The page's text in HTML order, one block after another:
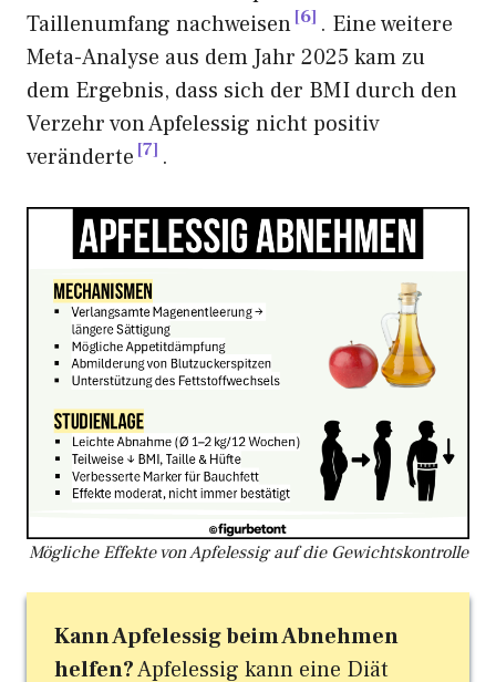
Taillenumfang nachweisen 6 . Eine weitere
Meta-Analyse aus dem Jahr 2025 kam zu
dem Ergebnis, dass sich der BMI durch den
Verzehr von Apfelessig nicht positiv
veränderte 7 .
Mögliche Effekte von Apfelessig auf die Gewichtskontrolle
Kann Apfelessig beim Abnehmen
helfen?Apfelessig kann eine Diät